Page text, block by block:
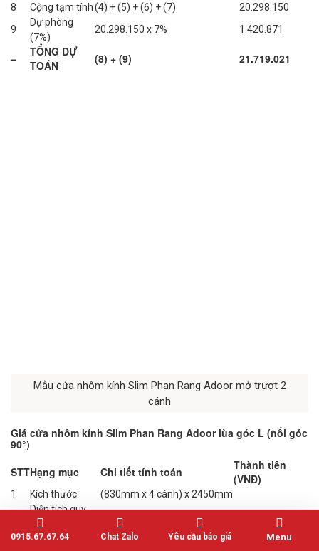
8
Cộng tạm tính(4) + (5) + (6) + (7)
20.298.150
9
Dự phòng
(7%)
20.298.150 x 7% 1.420.871
–
TỔNG DỰ
TOÁN
(8) + (9) 21.719.021
Mẫu cửa nhôm kính Slim Phan Rang Adoor mở trượt 2
cánh
Giá cửa nhôm kính Slim Phan Rang Adoor lùa góc L (nối góc
90°)
STTHạng mục Chi tiết tính toán
Thành tiền
(VNĐ)
1 Kích thước
(830mm x 4 cánh) x 2450mm
Diện tích quy
3.32 x 2.45
3
Đơn giá cửa Nhôm Slim hệ lùa góc L
4.300.000 /m2
0915.67.67.64 Chat Zalo Yêu cầu báo giá Menu